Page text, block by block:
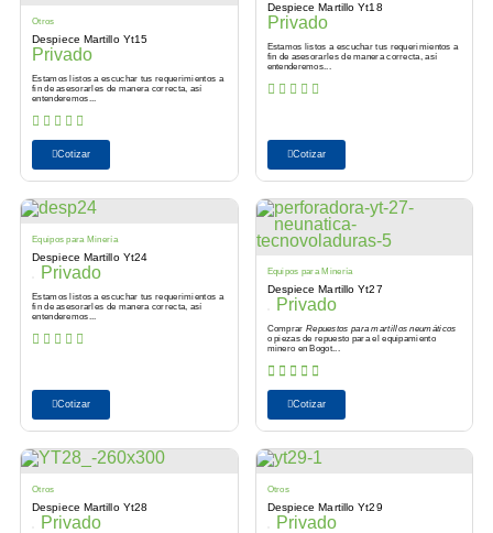
Otros
Despiece Martillo Yt15
Privado
Estamos listos a escuchar tus requerimientos a
fin de asesorarles de manera correcta, así
entenderemos...
Cotizar
Despiece Martillo Yt18
Privado
Estamos listos a escuchar tus requerimientos a
fin de asesorarles de manera correcta, así
entenderemos...
Cotizar
Equipos para Minería
Despiece Martillo Yt24
Privado
Estamos listos a escuchar tus requerimientos a
fin de asesorarles de manera correcta, así
entenderemos...
Cotizar
Equipos para Minería
Despiece Martillo Yt27
Privado
Comprar Repuestos para martillos neumáticos
o piezas de repuesto para el equipamiento
minero en Bogot...
Cotizar
Otros
Despiece Martillo Yt28
Privado
Otros
Despiece Martillo Yt29
Privado